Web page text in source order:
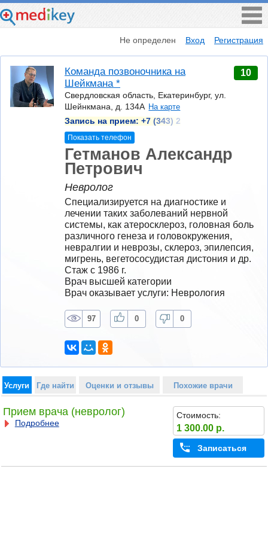
Не определен Вход Регистрация
Команда позвоночника на
Шейкмана *
Свердловская область, Екатеринбург, ул.
Шейнкмана, д. 134А На карте
Запись на прием: +7 (343) 2
Показать телефон
10
Гетманов Александр
Петрович
Невролог
Специализируется на диагностике и
лечении таких заболеваний нервной
системы, как атеросклероз, головная боль
различного генеза и головокружения,
невралгии и неврозы, склероз, эпилепсия,
мигрень, вегетососудистая дистония и др.
Стаж с 1986 г.
Врач высшей категории
Врач оказывает услуги: Неврология
97 0 0
Услуги Где найти Оценки и отзывы Похожие врачи
Прием врача (невролог)
Подробнее
Стоимость:
1 300.00 р.
Записаться